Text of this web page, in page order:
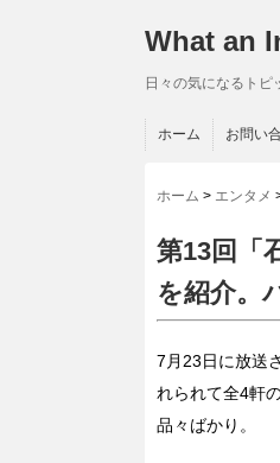
What an
日々の気になるトピ
ホーム お問い
ホーム > エンタメ
第13回「
を紹介。
7月23日に放送
れられて全4軒
品々ばかり。